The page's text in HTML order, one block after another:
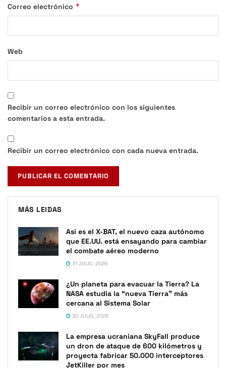
Correo electrónico *
Web
Recibir un correo electrónico con los siguientes
comentarios a esta entrada.
Recibir un correo electrónico con cada nueva entrada.
MÁS LEIDAS
Así es el X-BAT, el nuevo caza autónomo
que EE.UU. está ensayando para cambiar
el combate aéreo moderno
31 JULIO, 2026
¿Un planeta para evacuar la Tierra? La
NASA estudia la “nueva Tierra” más
cercana al Sistema Solar
30 JULIO, 2026
La empresa ucraniana SkyFall produce
un dron de ataque de 600 kilómetros y
proyecta fabricar 50.000 interceptores
JetKiller por mes